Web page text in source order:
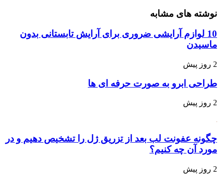
های مشابه
10 لوازم آرایشی ضروری برای آرایش تابستانی بدون
ابرو به صورت حرفه ای ها
عفونت لب بعد از تزریق ژل را تشخیص دهیم و در
آن چه کنیم؟